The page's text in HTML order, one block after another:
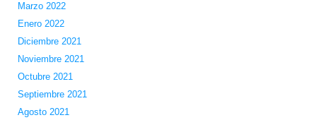
Marzo 2022
Enero 2022
Diciembre 2021
Noviembre 2021
Octubre 2021
Septiembre 2021
Agosto 2021